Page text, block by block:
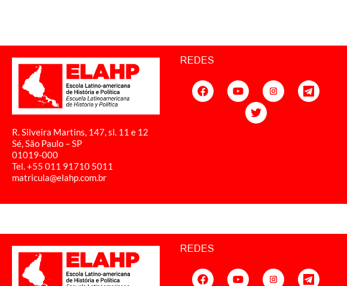
R. Silveira Martins, 147, sl. 11 e 12
Sé, São Paulo – SP
01019-000
Tel. +55 011 91710 5011
matricula@elahp.com.br
REDES
REDES